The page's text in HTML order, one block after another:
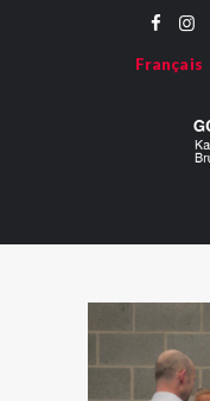
Français
Bienvenue sur le site de
HOJO-